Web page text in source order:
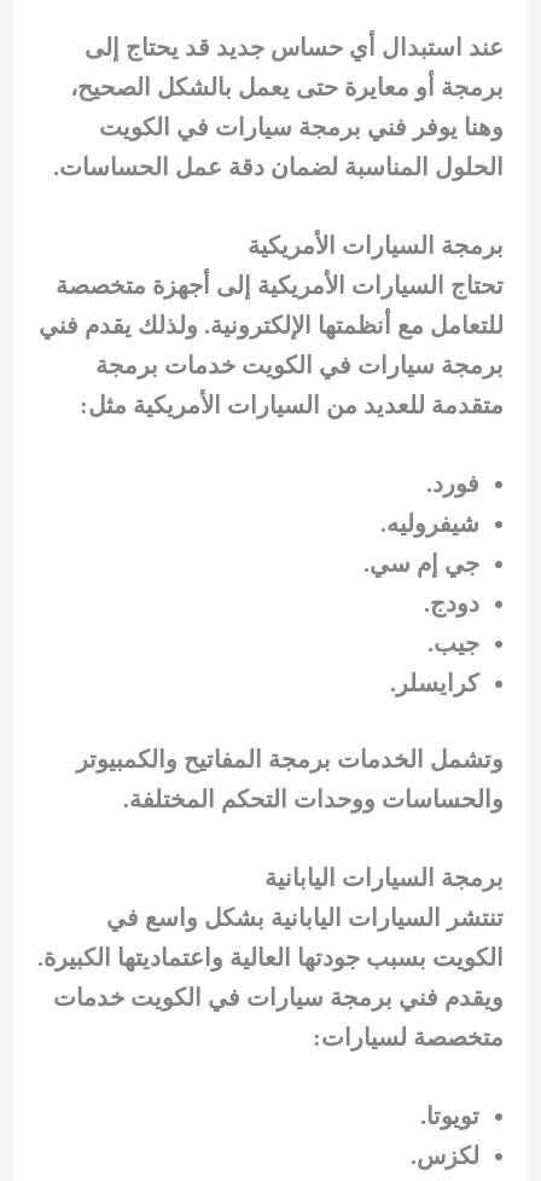
عند استبدال أي حساس جديد قد يحتاج إلى
برمجة أو معايرة حتى يعمل بالشكل الصحيح،
وهنا يوفر فني برمجة سيارات في الكويت
الحلول المناسبة لضمان دقة عمل الحساسات.
برمجة السيارات الأمريكية
تحتاج السيارات الأمريكية إلى أجهزة متخصصة
للتعامل مع أنظمتها الإلكترونية. ولذلك يقدم فني
برمجة سيارات في الكويت خدمات برمجة
متقدمة للعديد من السيارات الأمريكية مثل:
فورد.
شيفروليه.
جي إم سي.
دودج.
جيب.
كرايسلر.
وتشمل الخدمات برمجة المفاتيح والكمبيوتر
والحساسات ووحدات التحكم المختلفة.
برمجة السيارات اليابانية
تنتشر السيارات اليابانية بشكل واسع في
الكويت بسبب جودتها العالية واعتماديتها الكبيرة.
ويقدم فني برمجة سيارات في الكويت خدمات
متخصصة لسيارات:
تويوتا.
لكزس.